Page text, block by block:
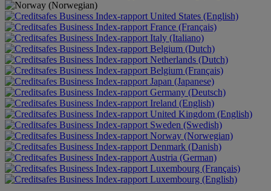
United States (English)
France (Français)
Italy (Italiano)
Belgium (Dutch)
Netherlands (Dutch)
Belgium (Français)
Japan (Japanese)
Germany (Deutsch)
Ireland (English)
United Kingdom (English)
Sweden (Swedish)
Norway (Norwegian)
Denmark (Danish)
Austria (German)
Luxembourg (Français)
Luxembourg (English)